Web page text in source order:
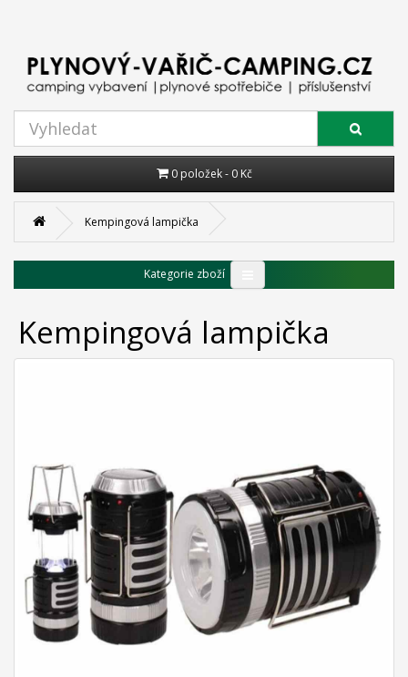
0 položek - 0 Kč
Kempingová lampička
Kategorie zboží
Kempingová lampička